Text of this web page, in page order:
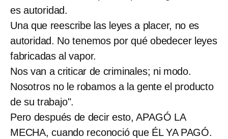
es autoridad.
Una que reescribe las leyes a placer, no es
autoridad. No tenemos por qué obedecer leyes
fabricadas al vapor.
Nos van a criticar de criminales; ni modo.
Nosotros no le robamos a la gente el producto
de su trabajo".
Pero después de decir esto, APAGÓ LA
MECHA, cuando reconoció que ÉL YA PAGÓ.